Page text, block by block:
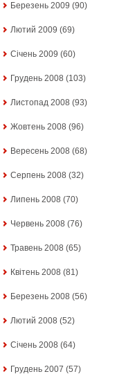
Березень 2009 (90)
Лютий 2009 (69)
Січень 2009 (60)
Грудень 2008 (103)
Листопад 2008 (93)
Жовтень 2008 (96)
Вересень 2008 (68)
Серпень 2008 (32)
Липень 2008 (70)
Червень 2008 (76)
Травень 2008 (65)
Квітень 2008 (81)
Березень 2008 (56)
Лютий 2008 (52)
Січень 2008 (64)
Грудень 2007 (57)